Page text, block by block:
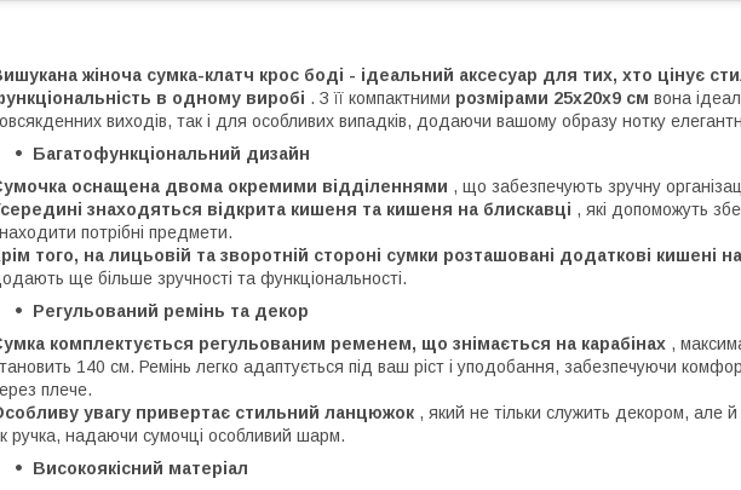
жіноча сумка-клатч крос боді - ідеальний аксесуар для тих, хто цінує
в одному виробі . З її компактними розмірами 25х20х9 см вона
виходів, так і для особливих випадків, додаючи вашому образу нотку
Багатофункціональний дизайн
оснащена двома окремими відділеннями , що забезпечують зручну
знаходяться відкрита кишеня та кишеня на блискавці , які допоможуть
потрібні предмети.
того, на лицьовій та зворотній стороні сумки розташовані додаткові кишені
ще більше зручності та функціональності.
Регульований ремінь та декор
комплектується регульованим ременем, що знімається на карабінах ,
140 см. Ремінь легко адаптується під ваш ріст і уподобання, забезпечуючи
плече.
увагу привертає стильний ланцюжок , який не тільки служить декором, але
ручка, надаючи сумочці особливий шарм.
Високоякісний матеріал